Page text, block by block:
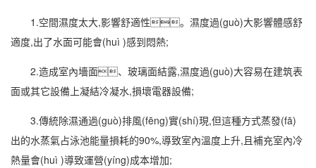
1.空間濕度太大,影響舒適性。濕度過(guò)大影響體感舒
適度,出了水面可能會(huì )感到悶熱;
2.造成室內墻面、玻璃面結露,濕度過(guò)大容易在建筑表
面或其它設備上凝結冷凝水,損壞電器設備;
3.傳統除濕通過(guò)排風(fēng)實(shí)現,但這種方式蒸發(fā)
出的水蒸氣占泳池能量損耗的90%,導致室內溫度上升,且補充室內冷
熱量會(huì )導致運營(yíng)成本增加;